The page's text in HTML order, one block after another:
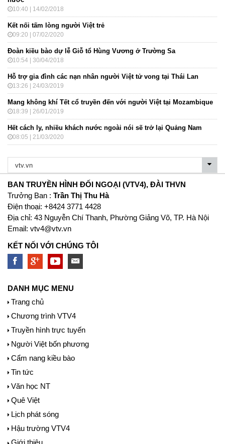
10:40 | 14/02/2018
Kết nối tấm lòng người Việt trẻ
09:20 | 07/02/2020
Đoàn kiều bào dự lễ Giỗ tổ Hùng Vương ở Trường Sa
10:54 | 30/04/2018
Hỗ trợ gia đình các nạn nhân người Việt tử vong tại Thái Lan
13:26 | 24/03/2019
Mang không khí Tết cổ truyền đến với người Việt tại Mozambique
18:39 | 26/01/2019
Hết cách ly, nhiều khách nước ngoài nói sẽ trở lại Quảng Nam
08:05 | 21/03/2020
BAN TRUYỀN HÌNH ĐỐI NGOẠI (VTV4), ĐÀI THVN
Trưởng Ban : Trần Thị Thu Hà
Ðiện thoại: +8424 3771 4428
Địa chỉ: 43 Nguyễn Chí Thanh, Phường Giảng Võ, TP. Hà Nội
Email: vtv4@vtv.vn
KẾT NỐI VỚI CHÚNG TÔI
DANH MỤC MENU
Trang chủ
Chương trình VTV4
Truyền hình trực tuyến
Người Việt bốn phương
Cẩm nang kiều bào
Tin tức
Văn học NT
Quê Việt
Lịch phát sóng
Hậu trường VTV4